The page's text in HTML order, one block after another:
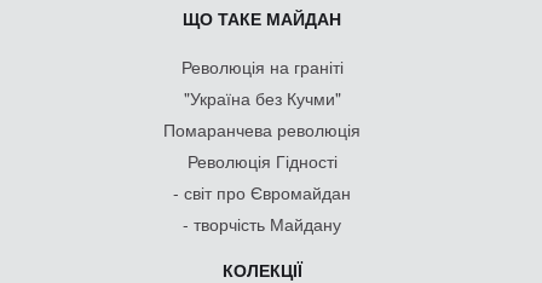
ЩО ТАКЕ МАЙДАН
Революція на граніті
"Україна без Кучми"
Помаранчева революція
Революція Гідності
- світ про Євромайдан
- творчість Майдану
КОЛЕКЦІЇ